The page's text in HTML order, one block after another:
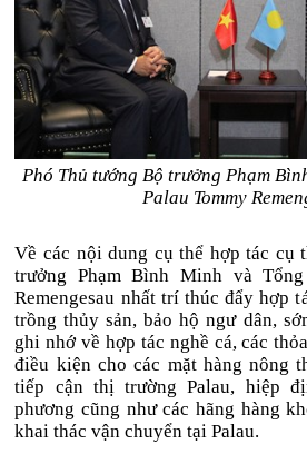
Phó Thủ tướng Bộ trưởng Phạm
Palau Tommy
Về các nội dung cụ thể hợp tác cụ
trưởng Phạm Bình Minh và
Remengesau nhất trí thúc đẩy hợp
trồng thủy sản, bảo hộ ngư dân,
ghi nhớ về hợp tác nghề cá, các
điều kiện cho các mặt hàng nông
tiếp cận thị trường Palau, hiệp
phương cũng như các hãng hàng
khai thác vận chuyển tại Palau.